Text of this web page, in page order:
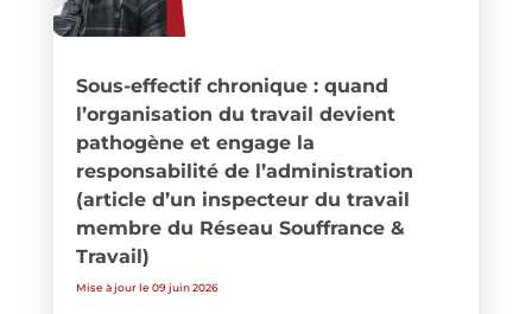
Sous-effectif chronique : quand
l’organisation du travail devient
pathogène et engage la
responsabilité de l’administration
(article d’un inspecteur du travail
membre du Réseau Souffrance &
Travail)
Mise à jour le 09 juin 2026